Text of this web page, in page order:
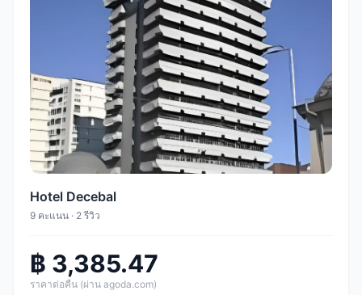
Hotel Decebal
9 คะแนน · 2 รีวิว
฿ 3,385.47
ราคาต่อคืน (ผ่าน agoda.com)